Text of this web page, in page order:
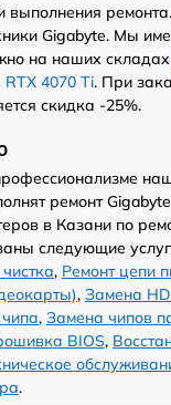
выполнения
Gigabyte. Мы
на наших складах
4070 Ti. При
скидка -25%.
ремонт
в Казани по
следующие
, Ремонт цепи
, Замена
, Замена чипов
BIOS,
.